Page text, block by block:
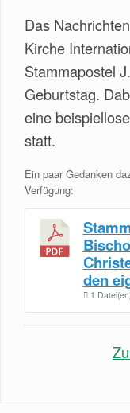
Das
Kirche
Stammapostel
Geburtstag.
eine
statt.
Ein paar Gedanken
Verfügung:
den
1